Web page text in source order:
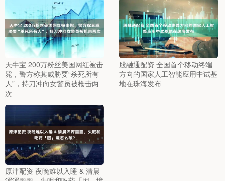
天牛宝 200万粉丝美国网红被击
毙，警方称其威胁要“杀死所有
人”，持刀冲向女警员被枪击两
次
股融通配资 全国首个移动终端
方向的国家人工智能应用中试基
地在珠海发布
原津配资 夜晚难以入睡 & 清晨